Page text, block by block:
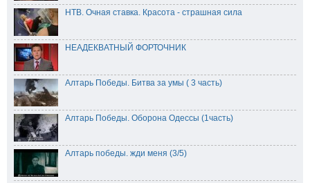
НТВ. Очная ставка. Красота - страшная сила
НЕАДЕКВАТНЫЙ ФОРТОЧНИК
Алтарь Победы. Битва за умы ( 3 часть)
Алтарь Победы. Оборона Одессы (1часть)
Алтарь победы. жди меня (3/5)